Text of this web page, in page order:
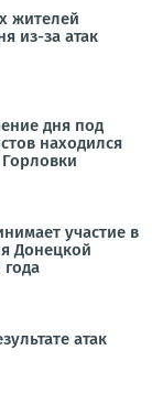
жителей
из-за атак
дня под
находился
участие в
Донецкой
атак